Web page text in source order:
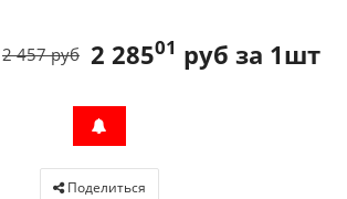
2 28501 руб за 1шт
2 457 руб
Поделиться